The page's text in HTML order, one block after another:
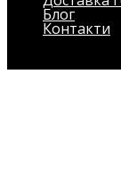
Блог
Контакти